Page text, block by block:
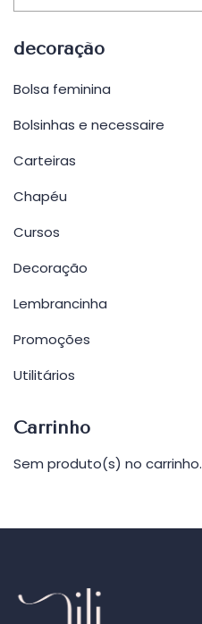
decoração
Bolsa feminina
Bolsinhas e necessaire
Carteiras
Chapéu
Cursos
Decoração
Lembrancinha
Promoções
Utilitários
Carrinho
Sem produto(s) no carrinho.